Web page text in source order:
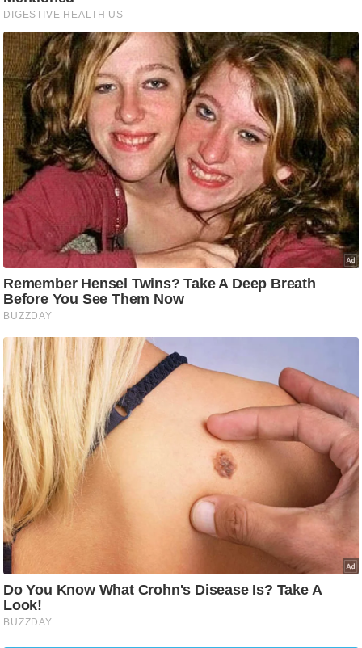
g
N
e
w
s
ला
इ
फ
स्टा
इ
ल
टे
क्नॉ
लॉ
जी
ब्यू
टी
/
फै
श
न
घ
रे
लू
नु
प
र्य
ट